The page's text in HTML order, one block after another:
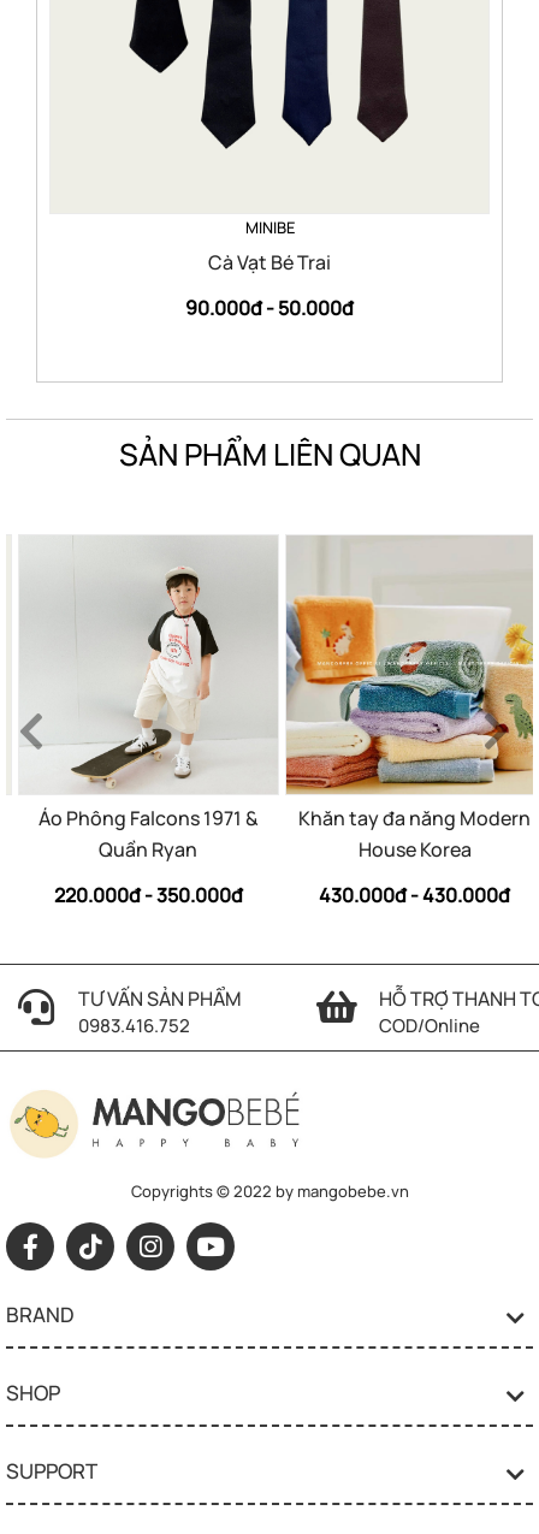
MINIBE
Cà Vạt Bé Trai
90.000đ -50.000đ
SẢN PHẨM LIÊN QUAN
Áo Phông Falcons 1971 &
Quần Ryan
220.000đ - 350.000đ
Khăn tay đa năng Modern
House Korea
430.000đ - 430.000đ
TƯ VẤN SẢN PHẨM
0983.416.752
HỖ TRỢ THANH
COD/Online
Copyrights © 2022 by mangobebe.vn
BRAND
SHOP
SUPPORT